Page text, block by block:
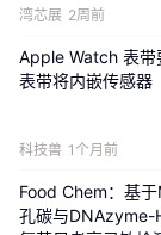
性范围（
湾芯展 2周前
Apple Watch 表带
表带将内嵌传感器
科技兽 1个月前
Food Chem：基
孔碳与DNAzyme-